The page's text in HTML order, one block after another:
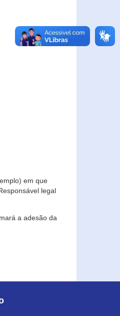
em que
legal
a adesão da